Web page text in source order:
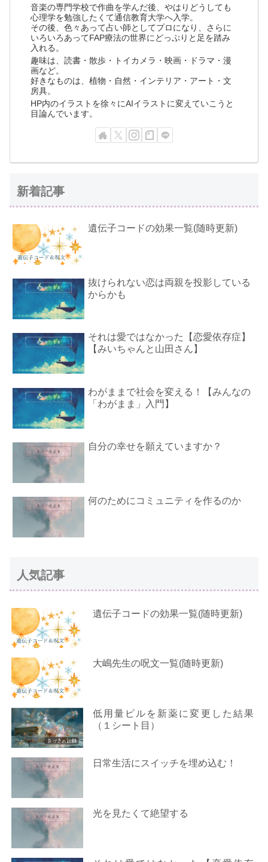
音楽の専門学校で作曲を学んだ後、やはりどうしても
心理学を勉強したくて通信教育大学へ入学。
その後、色々あって占い師としてプロになり、さらに
いろいろあってFAP療法の世界にどっぷりと足を踏み
入れる。
趣味は、読書・散歩・トイカメラ・映画・ドラマ・漫
画など。
好きなものは、植物・自然・インテリア・アート・文
房具。
HP内のイラストを徐々にAIイラストに変えていこうと
目論んでいます。
新着記事
遺伝子コードの効果一覧(随時更新)
抜けられない恋は両親を投影している
からかも
それは愛ではなかった【恋愛依存症】
【みいちゃんと山田さん】
わがままで社会を変える！【みんなの
「わがまま」入門】
自分の幸せを願えていますか？
何のためにコミュニティを作るのか
人気記事
遺伝子コードの効果一覧(随時更新)
大嶋先生の呪文一覧(随時更新)
低用量ピルを新薬に変更した結果
（１シート目）
日常生活にスイッチを埋め込む！
光を見たくて絶望する